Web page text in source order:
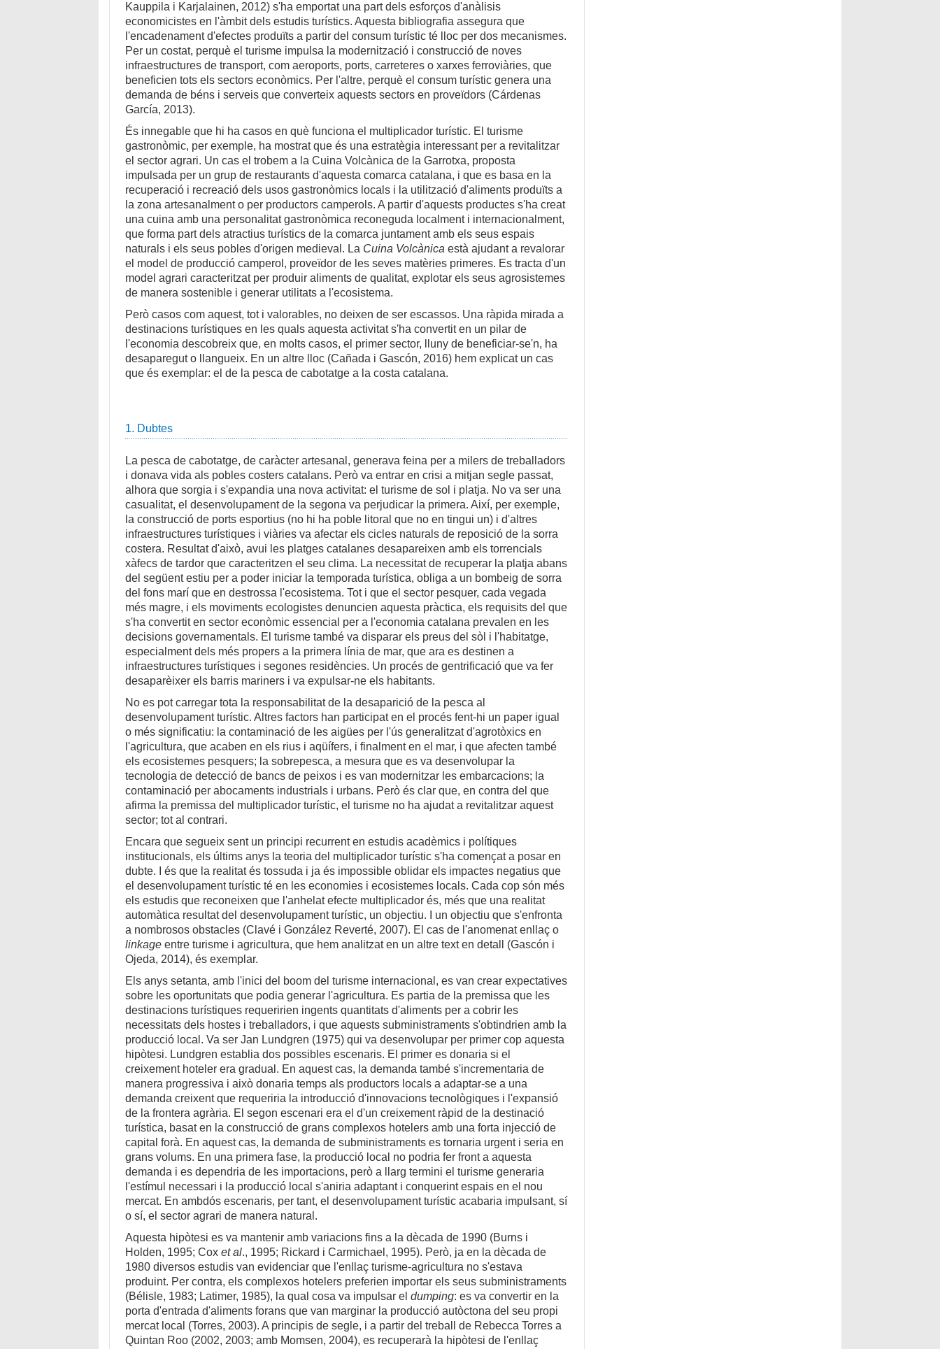
Kauppila i Karjalainen, 2012) s'ha emportat una part dels esforços d'anàlisis
economicistes en l'àmbit dels estudis turístics. Aquesta bibliografia assegura que
l'encadenament d'efectes produïts a partir del consum turístic té lloc per dos mecanismes.
Per un costat, perquè el turisme impulsa la modernització i construcció de noves
infraestructures de transport, com aeroports, ports, carreteres o xarxes ferroviàries, que
beneficien tots els sectors econòmics. Per l'altre, perquè el consum turístic genera una
demanda de béns i serveis que converteix aquests sectors en proveïdors (Cárdenas
García, 2013).
És innegable que hi ha casos en què funciona el multiplicador turístic. El turisme
gastronòmic, per exemple, ha mostrat que és una estratègia interessant per a revitalitzar
el sector agrari. Un cas el trobem a la Cuina Volcànica de la Garrotxa, proposta
impulsada per un grup de restaurants d'aquesta comarca catalana, i que es basa en la
recuperació i recreació dels usos gastronòmics locals i la utilització d'aliments produïts a
la zona artesanalment o per productors camperols. A partir d'aquests productes s'ha creat
una cuina amb una personalitat gastronòmica reconeguda localment i internacionalment,
que forma part dels atractius turístics de la comarca juntament amb els seus espais
naturals i els seus pobles d'origen medieval. La Cuina Volcànica està ajudant a revalorar
el model de producció camperol, proveïdor de les seves matèries primeres. Es tracta d'un
model agrari caracteritzat per produir aliments de qualitat, explotar els seus agrosistemes
de manera sostenible i generar utilitats a l'ecosistema.
Però casos com aquest, tot i valorables, no deixen de ser escassos. Una ràpida mirada a
destinacions turístiques en les quals aquesta activitat s'ha convertit en un pilar de
l'economia descobreix que, en molts casos, el primer sector, lluny de beneficiar-se'n, ha
desaparegut o llangueix. En un altre lloc (Cañada i Gascón, 2016) hem explicat un cas
que és exemplar: el de la pesca de cabotatge a la costa catalana.
1. Dubtes
La pesca de cabotatge, de caràcter artesanal, generava feina per a milers de treballadors
i donava vida als pobles costers catalans. Però va entrar en crisi a mitjan segle passat,
alhora que sorgia i s'expandia una nova activitat: el turisme de sol i platja. No va ser una
casualitat, el desenvolupament de la segona va perjudicar la primera. Així, per exemple,
la construcció de ports esportius (no hi ha poble litoral que no en tingui un) i d'altres
infraestructures turístiques i viàries va afectar els cicles naturals de reposició de la sorra
costera. Resultat d'això, avui les platges catalanes desapareixen amb els torrencials
xàfecs de tardor que caracteritzen el seu clima. La necessitat de recuperar la platja abans
del següent estiu per a poder iniciar la temporada turística, obliga a un bombeig de sorra
del fons marí que en destrossa l'ecosistema. Tot i que el sector pesquer, cada vegada
més magre, i els moviments ecologistes denuncien aquesta pràctica, els requisits del que
s'ha convertit en sector econòmic essencial per a l'economia catalana prevalen en les
decisions governamentals. El turisme també va disparar els preus del sòl i l'habitatge,
especialment dels més propers a la primera línia de mar, que ara es destinen a
infraestructures turístiques i segones residències. Un procés de gentrificació que va fer
desaparèixer els barris mariners i va expulsar-ne els habitants.
No es pot carregar tota la responsabilitat de la desaparició de la pesca al
desenvolupament turístic. Altres factors han participat en el procés fent-hi un paper igual
o més significatiu: la contaminació de les aigües per l'ús generalitzat d'agrotòxics en
l'agricultura, que acaben en els rius i aqüífers, i finalment en el mar, i que afecten també
els ecosistemes pesquers; la sobrepesca, a mesura que es va desenvolupar la
tecnologia de detecció de bancs de peixos i es van modernitzar les embarcacions; la
contaminació per abocaments industrials i urbans. Però és clar que, en contra del que
afirma la premissa del multiplicador turístic, el turisme no ha ajudat a revitalitzar aquest
sector; tot al contrari.
Encara que segueix sent un principi recurrent en estudis acadèmics i polítiques
institucionals, els últims anys la teoria del multiplicador turístic s'ha començat a posar en
dubte. I és que la realitat és tossuda i ja és impossible oblidar els impactes negatius que
el desenvolupament turístic té en les economies i ecosistemes locals. Cada cop són més
els estudis que reconeixen que l'anhelat efecte multiplicador és, més que una realitat
automàtica resultat del desenvolupament turístic, un objectiu. I un objectiu que s'enfronta
a nombrosos obstacles (Clavé i González Reverté, 2007). El cas de l'anomenat enllaç o
linkage entre turisme i agricultura, que hem analitzat en un altre text en detall (Gascón i
Ojeda, 2014), és exemplar.
Els anys setanta, amb l'inici del boom del turisme internacional, es van crear expectatives
sobre les oportunitats que podia generar l'agricultura. Es partia de la premissa que les
destinacions turístiques requeririen ingents quantitats d'aliments per a cobrir les
necessitats dels hostes i treballadors, i que aquests subministraments s'obtindrien amb la
producció local. Va ser Jan Lundgren (1975) qui va desenvolupar per primer cop aquesta
hipòtesi. Lundgren establia dos possibles escenaris. El primer es donaria si el
creixement hoteler era gradual. En aquest cas, la demanda també s'incrementaria de
manera progressiva i això donaria temps als productors locals a adaptar-se a una
demanda creixent que requeriria la introducció d'innovacions tecnològiques i l'expansió
de la frontera agrària. El segon escenari era el d'un creixement ràpid de la destinació
turística, basat en la construcció de grans complexos hotelers amb una forta injecció de
capital forà. En aquest cas, la demanda de subministraments es tornaria urgent i seria en
grans volums. En una primera fase, la producció local no podria fer front a aquesta
demanda i es dependria de les importacions, però a llarg termini el turisme generaria
l'estímul necessari i la producció local s'aniria adaptant i conquerint espais en el nou
mercat. En ambdós escenaris, per tant, el desenvolupament turístic acabaria impulsant, sí
o sí, el sector agrari de manera natural.
Aquesta hipòtesi es va mantenir amb variacions fins a la dècada de 1990 (Burns i
Holden, 1995; Coxet al., 1995; Rickard i Carmichael, 1995). Però, ja en la dècada de
1980 diversos estudis van evidenciar que l'enllaç turisme-agricultura no s'estava
produint. Per contra, els complexos hotelers preferien importar els seus subministraments
(Bélisle, 1983; Latimer, 1985), la qual cosa va impulsar eldumping: es va convertir en la
porta d'entrada d'aliments forans que van marginar la producció autòctona del seu propi
mercat local (Torres, 2003). A principis de segle, i a partir del treball de Rebecca Torres a
Quintan Roo (2002, 2003; amb Momsen, 2004), es recuperarà la hipòtesi de l'enllaç